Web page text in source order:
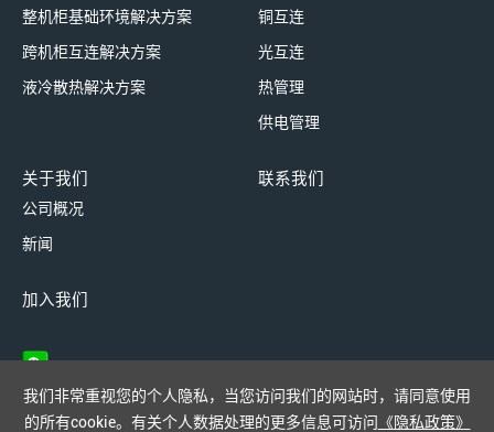
我们非常重视您的个人隐私，当您访问我们的网站时，请同意使用
的所有cookie。有关个人数据处理的更多信息可访问 《隐私政策》
整机柜基础环境解决方案
跨机柜互连解决方案
液冷散热解决方案
铜互连
光互连
热管理
供电管理
关于我们
公司概况
新闻
联系我们
加入我们
网站地图 隐私政策 法律声明